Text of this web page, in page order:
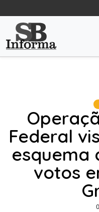
Federal
esquema
votos